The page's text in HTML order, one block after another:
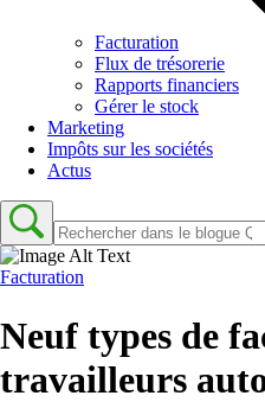
Facturation
Flux de trésorerie
Rapports financiers
Gérer le stock
Marketing
Impôts sur les sociétés
Actus
Facturation
Neuf types de
travailleurs